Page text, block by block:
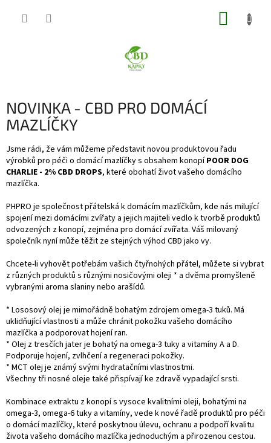
NOVINKA - CBD PRO DOMÁCÍ
MAZLÍČKY
Jsme rádi, že vám můžeme představit novou produktovou řadu
výrobků pro péči o domácí mazlíčky s obsahem konopíPOOR DOG
CHARLIE - 2% CBD DROPS, které obohatí život vašeho domácího
mazlíčka.
PHPRO je společnost přátelská k domácím mazlíčkům, kde nás milující
spojení mezi domácími zvířaty a jejich majiteli vedlo k tvorbě produktů
odvozených z konopí, zejména pro domácí zvířata. Váš milovaný
společník nyní může těžit ze stejných výhod CBD jako vy.
Chcete-li vyhovět potřebám vašich čtyřnohých přátel, můžete si vybrat
z různých produktů s různými nosičovými oleji * a dvěma promyšleně
vybranými aroma slaniny nebo arašídů.
* Lososový olej je mimořádně bohatým zdrojem omega-3 tuků. Má
uklidňující vlastnosti a může chránit pokožku vašeho domácího
mazlíčka a podporovat hojení ran.
* Olej z tresčích jater je bohatý na omega-3 tuky a vitamíny A a D.
Podporuje hojení, zvlhčení a regeneraci pokožky.
* MCT olej je známý svými hydratačními vlastnostmi.
Všechny tři nosné oleje také přispívají ke zdravě vypadající srsti.
Kombinace extraktu z konopí s vysoce kvalitními oleji, bohatými na
omega-3, omega-6 tuky a vitamíny, vede k nové řadě produktů pro péči
o domácí mazlíčky, které poskytnou úlevu, ochranu a podpoří kvalitu
života vašeho domácího mazlíčka jednoduchým a přirozenou cestou.